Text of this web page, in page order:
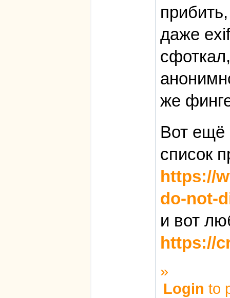
даже
же
Вот ещё
список
https://
do-not-
и вот
https://
»
Login to